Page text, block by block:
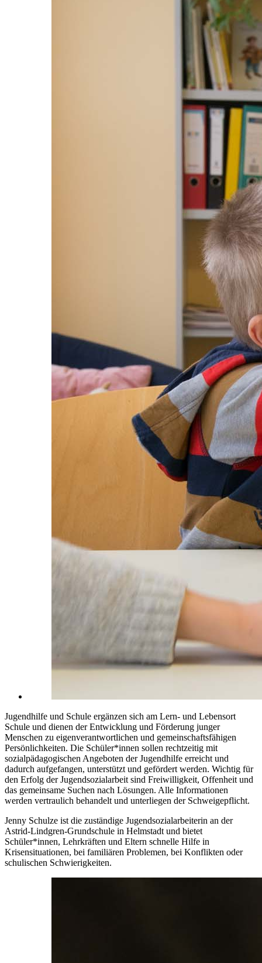
Jugendhilfe und Schule ergänzen sich am Lern- und Lebensort
Schule und dienen der Entwicklung und Förderung junger
Menschen zu eigenverantwortlichen und gemeinschaftsfähigen
Persönlichkeiten. Die Schüler*innen sollen rechtzeitig mit
sozialpädagogischen Angeboten der Jugendhilfe erreicht und
dadurch aufgefangen, unterstützt und gefördert werden. Wichtig für
den Erfolg der Jugendsozialarbeit sind Freiwilligkeit, Offenheit und
das gemeinsame Suchen nach Lösungen. Alle Informationen
werden vertraulich behandelt und unterliegen der Schweigepflicht.
Jenny Schulze ist die zuständige Jugendsozialarbeiterin an der
Astrid-Lindgren-Grundschule in Helmstadt und bietet
Schüler*innen, Lehrkräften und Eltern schnelle Hilfe in
Krisensituationen, bei familiären Problemen, bei Konflikten oder
schulischen Schwierigkeiten.